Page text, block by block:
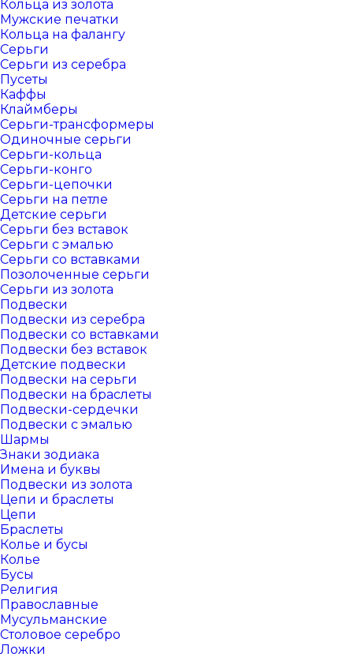
Кольца из золота
Мужские печатки
Кольца на фалангу
Серьги
Серьги из серебра
Пусеты
Каффы
Клаймберы
Серьги-трансформеры
Одиночные серьги
Серьги-кольца
Серьги-конго
Серьги-цепочки
Серьги на петле
Детские серьги
Серьги без вставок
Серьги с эмалью
Серьги со вставками
Позолоченные серьги
Серьги из золота
Подвески
Подвески из серебра
Подвески со вставками
Подвески без вставок
Детские подвески
Подвески на серьги
Подвески на браслеты
Подвески-сердечки
Подвески с эмалью
Шармы
Знаки зодиака
Имена и буквы
Подвески из золота
Цепи и браслеты
Цепи
Браслеты
Колье и бусы
Колье
Бусы
Религия
Православные
Мусульманские
Столовое серебро
Ложки